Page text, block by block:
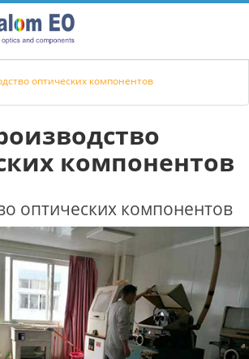
оптических компонентов
компонентов
оптических компонентов